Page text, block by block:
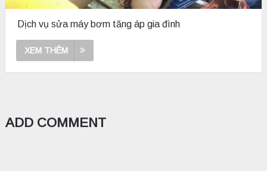
Dịch vụ sửa máy bơm tăng áp gia đình
XEM THÊM
ADD COMMENT